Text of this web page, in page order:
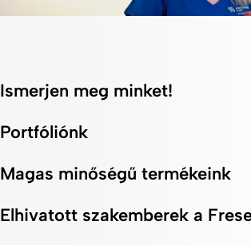
Employee Story
An Earl Grey with Evelina
Ismerjen meg minket!
Portfóliónk
Magas minőségű termékeink
Elhivatott szakemberek a